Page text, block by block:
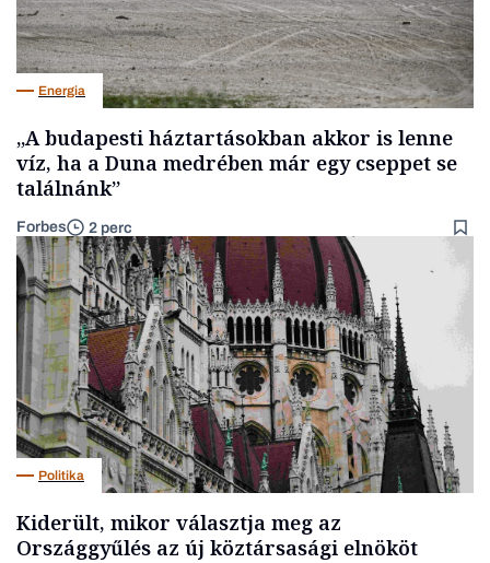
Energia
„A budapesti háztartásokban akkor is lenne
víz, ha a Duna medrében már egy cseppet se
találnánk”
Forbes 2 perc
Politika
Kiderült, mikor választja meg az
Országgyűlés az új köztársasági elnököt